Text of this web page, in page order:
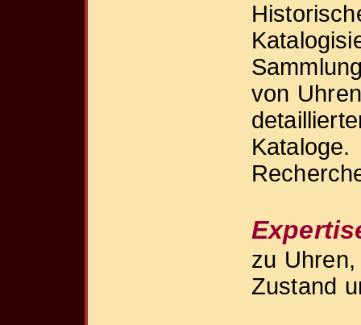
von
Kataloge.
zu
Zustand